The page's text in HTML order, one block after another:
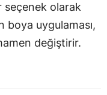
seçenek olarak
boya uygulaması,
değiştirir.